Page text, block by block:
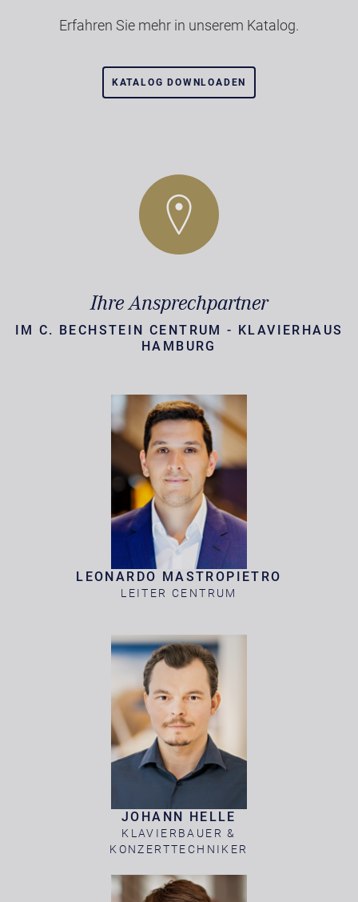
Erfahren Sie mehr in unserem Katalog.
KATALOG DOWNLOADEN
Ihre Ansprechpartner
IM C. BECHSTEIN CENTRUM - KLAVIERHAUS
HAMBURG
LEONARDO MASTROPIETRO
LEITER CENTRUM
JOHANN HELLE
KLAVIERBAUER &
KONZERTTECHNIKER